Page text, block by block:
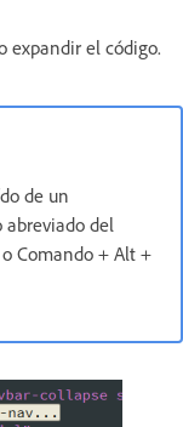
expandir el código.
de un
del
Comando + Alt +